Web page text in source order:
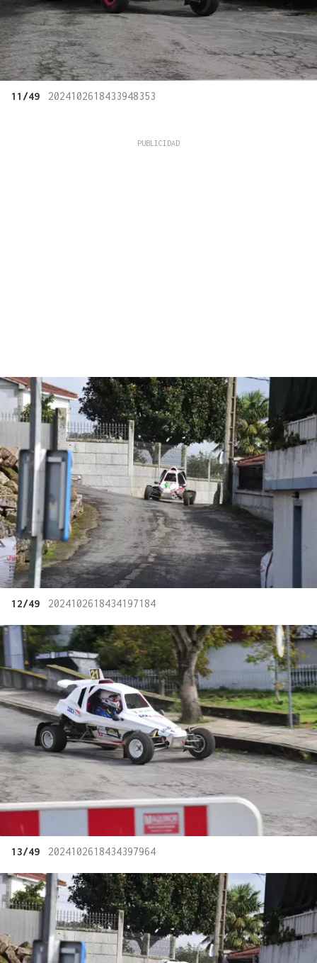
11/49 2024102618433948353
12/49 2024102618434197184
13/49 2024102618434397964